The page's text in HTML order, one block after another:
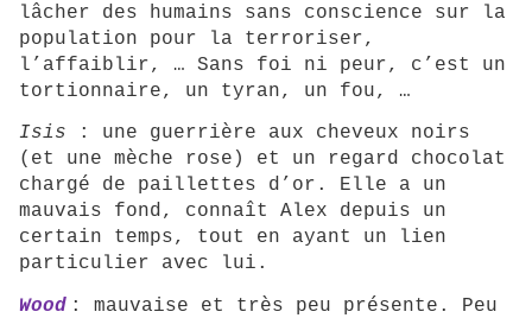
lâcher des humains sans conscience sur la
population pour la terroriser,
l’affaiblir, … Sans foi ni peur, c’est un
tortionnaire, un tyran, un fou, …
Isis : une guerrière aux cheveux noirs
(et une mèche rose) et un regard chocolat
chargé de paillettes d’or. Elle a un
mauvais fond, connaît Alex depuis un
certain temps, tout en ayant un lien
particulier avec lui.
Wood : mauvaise et très peu présente. Peu